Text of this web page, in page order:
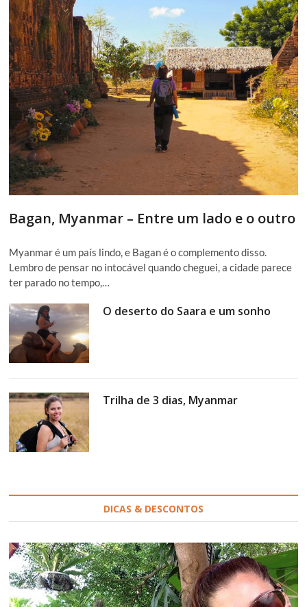
Bagan, Myanmar – Entre um lado e o outro
Myanmar é um país lindo, e Bagan é o complemento disso.
Lembro de pensar no intocável quando cheguei, a cidade parece
ter parado no tempo,…
O deserto do Saara e um sonho
Trilha de 3 dias, Myanmar
DICAS & DESCONTOS